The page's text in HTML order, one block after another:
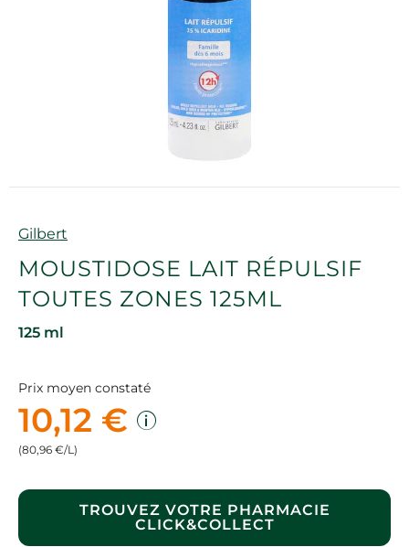
Marque
Gilbert
MOUSTIDOSE LAIT RÉPULSIF
TOUTES ZONES 125ML
125 ml
Prix moyen constaté
10,12 €
(80,96 €/L)
TROUVEZ VOTRE PHARMACIE
CLICK&COLLECT